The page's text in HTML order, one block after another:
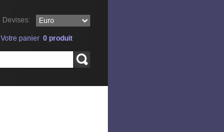
Devises:
Votre panier 0 produit